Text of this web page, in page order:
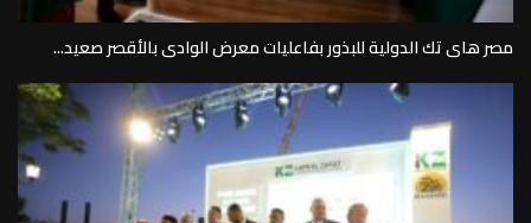
مصر هاى تك الدولية للبذور بفاعليات معرض الوادى بالأقصر صعيد...